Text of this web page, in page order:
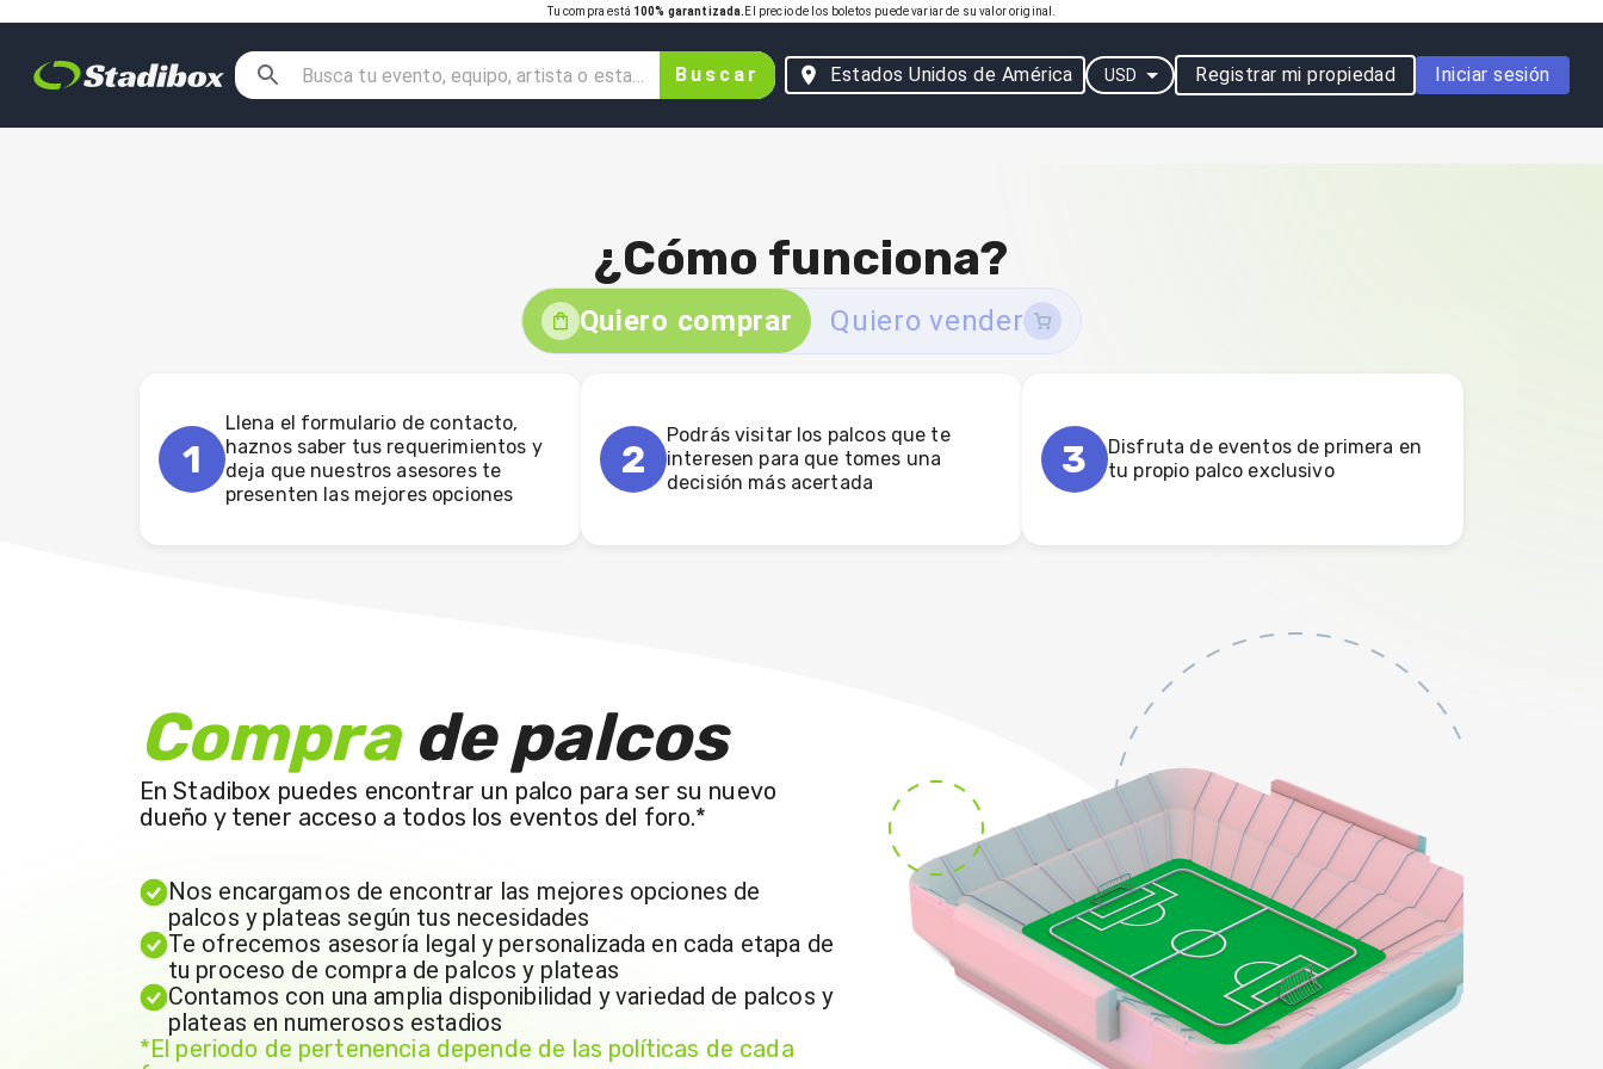
Tu compra está 100% garantizada. El precio de los boletos puede variar de su valor original.
Buscar Estados Unidos de América USD Registrar mi propiedad Iniciar sesión
¿Cómo funciona?
Quiero comprar Quiero vender
1
Llena el formulario de contacto,
haznos saber tus requerimientos y
deja que nuestros asesores te
presenten las mejores opciones
2
Podrás visitar los palcos que te
interesen para que tomes una
decisión más acertada
3
Disfruta de eventos de primera en
tu propio palco exclusivo
Compra de palcos
En Stadibox puedes encontrar un palco para ser su nuevo
dueño y tener acceso a todos los eventos del foro.*
Nos encargamos de encontrar las mejores opciones de
palcos y plateas según tus necesidades
Te ofrecemos asesoría legal y personalizada en cada etapa de
tu proceso de compra de palcos y plateas
Contamos con una amplia disponibilidad y variedad de palcos y
plateas en numerosos estadios
*El periodo de pertenencia depende de las políticas de cada